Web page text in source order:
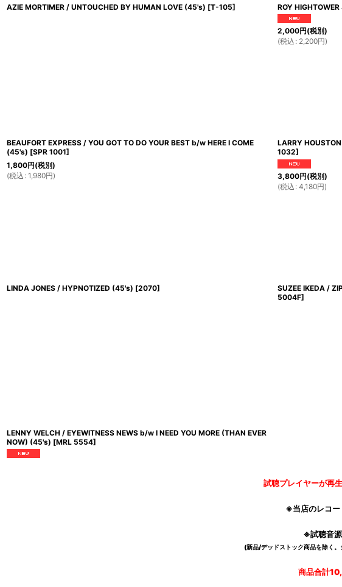
AZIE MORTIMER / UNTOUCHED BY HUMAN LOVE (45's) [T-105] ROY
2,000円(税別)
(税込 : 2,200円)
BEAUFORT EXPRESS / YOU GOT TO DO YOUR BEST b/w HERE I COME
(45's) [SPR 1001]
1,800円(税別)
(税込 : 1,980円)
LARRY
1032]
3,800円(税別)
(税込 : 4,180円)
LINDA JONES / HYPNOTIZED (45's) [2070] SUZEE IKEDA /
5004F]
LENNY WELCH / EYEWITNESS NEWS b/w I NEED YOU MORE (THAN EVER
NOW) (45's) [MRL 5554]
試聴プレイヤーが再
※当店のレコー
※試聴音
(新品/デッドストック商品を除く
商品合計